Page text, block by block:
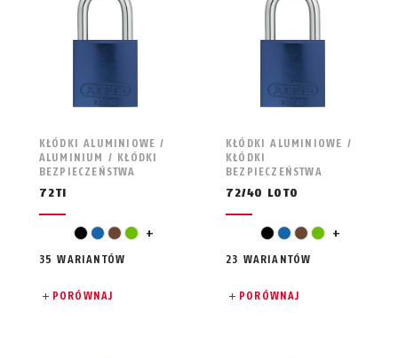
KŁÓDKI ALUMINIOWE /
ALUMINIUM / KŁÓDKI
BEZPIECZEŃSTWA
72TI
czarny
niebieski
brązowy
zielony
pomarańczowy
+
35 WARIANTÓW
PORÓWNAJ
KŁÓDKI ALUMINIOWE /
KŁÓDKI
BEZPIECZEŃSTWA
72/40 LOTO
czarny
niebieski
brązowy
zielony
pomarańczowy
+
23 WARIANTÓW
PORÓWNAJ